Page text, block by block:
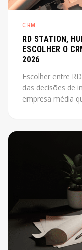
CRM
RD STATION,
ESCOLHER O
2026
Escolher entre
das decisões de
empresa média
de uma das
escolha certa